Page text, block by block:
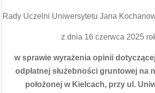
Rady Uczelni Uniwersytetu Jana
z dnia 16 czerwca 2025
w sprawie wyrażenia opinii
odpłatnej służebności gruntowej na
położonej w Kielcach, przy ul.